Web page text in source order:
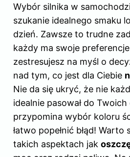
Wybór silnika w
szukanie idealnego smaku
dzień. Zawsze to trudne
każdy ma swoje
zestresujesz na myśl o
nad tym, co jest dla Ciebie
Nie da się ukryć, że nie
idealnie pasował do
przypomina wybór koloru
łatwo popełnić błąd! Warto
takich aspektach jak